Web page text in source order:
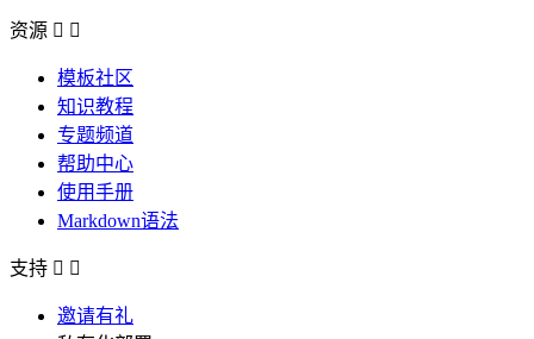
资源  
模板社区
知识教程
专题频道
帮助中心
使用手册
Markdown语法
支持  
邀请有礼